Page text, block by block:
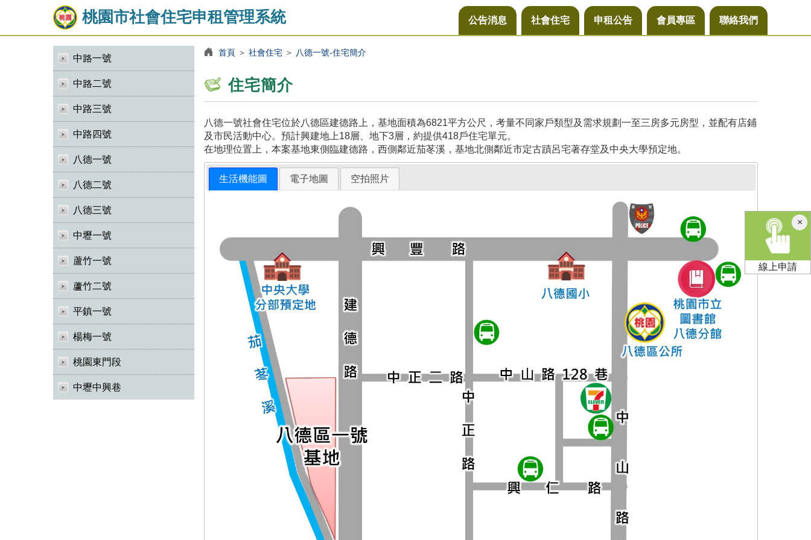
桃園市社會住宅申租管理系統 公告消息 社會住宅 申租公告 會員專區 聯絡我們
中路一號
中路二號
中路三號
中路四號
八德一號
八德二號
八德三號
中壢一號
蘆竹一號
蘆竹二號
平鎮一號
楊梅一號
桃園東門段
中壢中興巷
首頁＞ 社會住宅＞ 八德一號-住宅簡介
住宅簡介
八德一號社會住宅位於八德區建德路上，基地面積為6821平方公尺，考量不同家戶類型及需求規劃一至三房多元房型，並配有店鋪
及市民活動中心。預計興建地上18層、地下3層，約提供418戶住宅單元。
在地理位置上，本案基地東側臨建德路，西側鄰近茄苳溪，基地北側鄰近市定古蹟呂宅著存堂及中央大學預定地。
生活機能圖 電子地圖 空拍照片
×關
閉
線上申請